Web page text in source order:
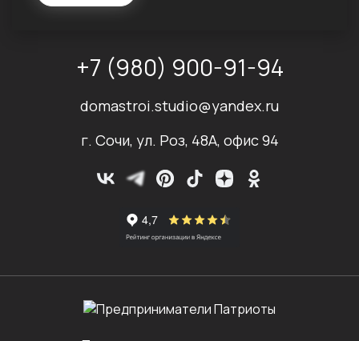
+7 (980) 900-91-94
domastroi.studio@yandex.ru
г. Сочи, ул. Роз, 48А, офис 94